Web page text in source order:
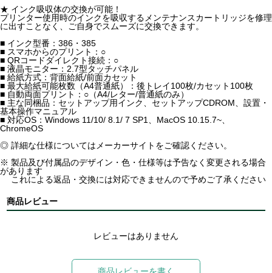
★ インク吸収体の交換が可能！
プリンター使用時のインクを吸収するメンテナンスカートリッジを修理
に出すことなく、ご自身でスムーズに交換できます。
■ インク型番：386・385
■ スマホからのプリント：○
■ QRコードダイレクト接続：○
■ 液晶モニター：2.7型タッチパネル
■ 給紙方式：背面給紙/前面カセット
■ 最大給紙可能枚数（A4普通紙）：後トレイ100枚/カセット100枚
■ 自動両面プリント：○（A4/レター/普通紙のみ）
■ 主な同梱品：セットアップ用インク、セットアップCDROM、設置・
基本操作マニュアル
■ 対応OS：Windows 11/10/ 8.1/ 7 SP1、MacOS 10.15.7~、
ChromeOS
◎ 詳細な仕様についてはメーカーサイトをご確認ください。
※ 製品及び付属品のデザイン・色・仕様等は予告なく変更される場合
があります
これによる返品・交換には対応できませんので予めご了承ください
商品レビュー
レビューはありません
商品レビューを書く